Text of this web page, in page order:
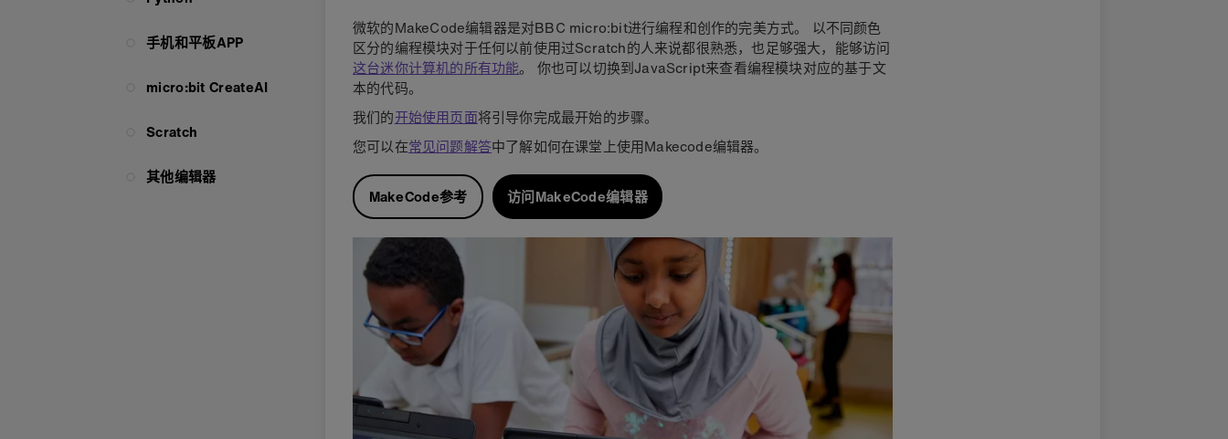
手机和平板APP
micro:bit CreateAI
Scratch
其他编辑器
微软的MakeCode编辑器是对BBC micro:bit进行编程和创作的完美方式。 以不同颜色
区分的编程模块对于任何以前使用过Scratch的人来说都很熟悉，也足够强大，能够访问
这台迷你计算机的所有功能。 你也可以切换到JavaScript来查看编程模块对应的基于文
本的代码。
我们的开始使用页面将引导你完成最开始的步骤。
您可以在常见问题解答中了解如何在课堂上使用Makecode编辑器。
MakeCode参考 访问MakeCode编辑器